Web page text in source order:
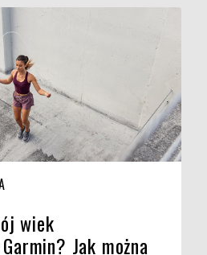
wiek
Jak można